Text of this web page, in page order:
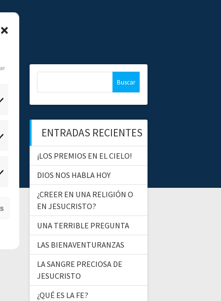
a
:
ENTRADAS RECIENTES
¡LOS PREMIOS EN EL CIELO!
DIOS NOS HABLA HOY
¿CREER EN UNA RELIGIÓN O
EN JESUCRISTO?
UNA TERRIBLE PREGUNTA
LAS BIENAVENTURANZAS
LA SANGRE PRECIOSA DE
JESUCRISTO
¿QUÉ ES LA FE?